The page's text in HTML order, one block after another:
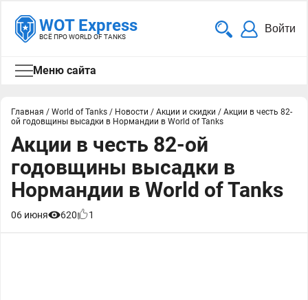
WOT Express
ВСЁ ПРО WORLD OF TANKS
Войти
Меню сайта
Главная / World of Tanks / Новости / Акции и скидки / Акции в честь 82-
ой годовщины высадки в Нормандии в World of Tanks
Акции в честь 82-ой
годовщины высадки в
Нормандии в World of Tanks
06 июня 620 1